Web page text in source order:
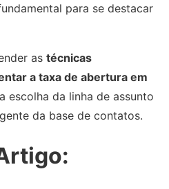
para se destacar
as técnicas
a taxa de abertura em
escolha da linha de assunto
da base de contatos.